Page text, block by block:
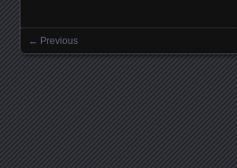
Images navigation
← Previous